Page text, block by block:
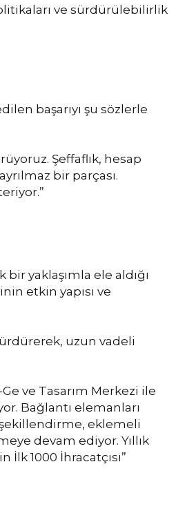
ve sürdürülebilirlik
başarıyı şu sözlerle
Şeffaflık, hesap
bir parçası.
yaklaşımla ele aldığı
etkin yapısı ve
uzun vadeli
ve Tasarım Merkezi ile
Bağlantı elemanları
şekillendirme, eklemeli
devam ediyor. Yıllık
1000 İhracatçısı”